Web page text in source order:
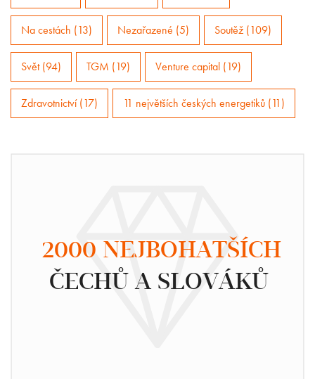
Na cestách (13) Nezařazené (5) Soutěž (109)
Svět (94) TGM (19) Venture capital (19)
Zdravotnictví (17) 11 největších českých energetiků (11)
2000 NEJBOHATŠÍCH
ČECHŮ A SLOVÁKŮ